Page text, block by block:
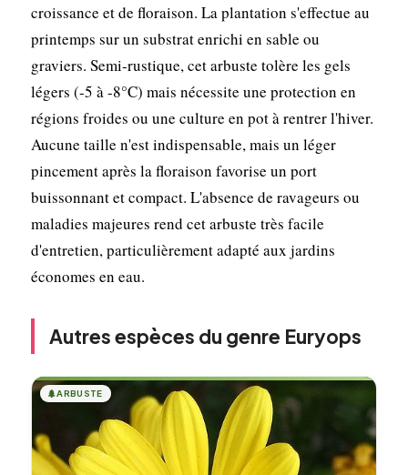
croissance et de floraison. La plantation s'effectue au
printemps sur un substrat enrichi en sable ou
graviers. Semi-rustique, cet arbuste tolère les gels
légers (-5 à -8°C) mais nécessite une protection en
régions froides ou une culture en pot à rentrer l'hiver.
Aucune taille n'est indispensable, mais un léger
pincement après la floraison favorise un port
buissonnant et compact. L'absence de ravageurs ou
maladies majeures rend cet arbuste très facile
d'entretien, particulièrement adapté aux jardins
économes en eau.
Autres espèces du genre Euryops
🌲ARBUSTE